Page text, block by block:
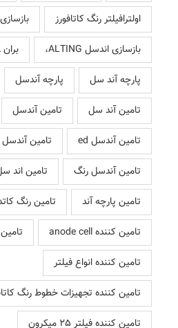
اولترافیلتر رنگ کاتافورز
بازسازی اندسل ALTING،
بران SOLECTA
پارچه آند سل
پارچه آندسل
تامین آند سل
تامین آندسل
تامین آندسل ed
تامین آندسل MEGA،
تامین آندسل رنگ
تامین اند
تامین پارچه آند
تامین رنگ
تامین کننده anode cell
تامین کننده انواع فیلتر
تامین کننده تجهیزات خطوط رنگ
تامین کننده فیلتر 25 میکرون